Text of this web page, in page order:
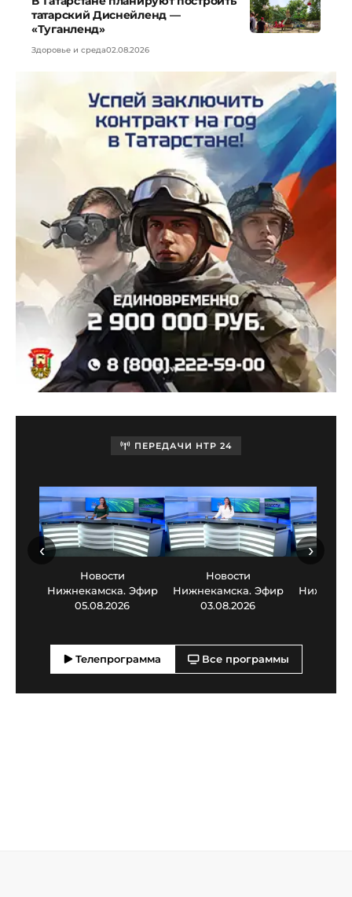
татарский Диснейленд —
«Туганленд»
Здоровье и среда02.08.2026
ПЕРЕДАЧИ НТР 24
Новости
Нижнекамска. Эфир
05.08.2026
Новости
Нижнекамска. Эфир
03.08.2026
‹ ›
Телепрограмма Все программы